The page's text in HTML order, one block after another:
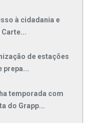
à cidadania e
de estações
prepa...
temporada com
do Grapp...